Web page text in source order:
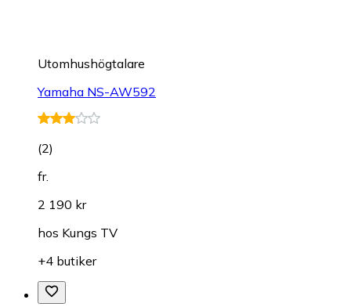
Utomhushögtalare
Yamaha NS-AW592
(2)
fr.
2 190 kr
hos Kungs TV
+4 butiker